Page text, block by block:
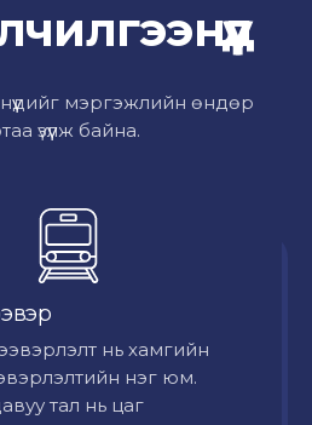
мэргэжлийн өндөр
үзүүлж байна.
нь хамгийн
нэг юм.
тал нь цаг